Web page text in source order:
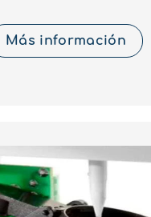
Más información